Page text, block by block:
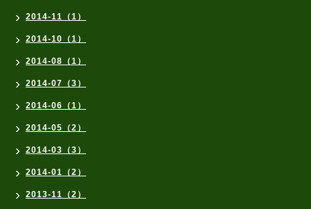
2014-11（1）
2014-10（1）
2014-08（1）
2014-07（3）
2014-06（1）
2014-05（2）
2014-03（3）
2014-01（2）
2013-11（2）